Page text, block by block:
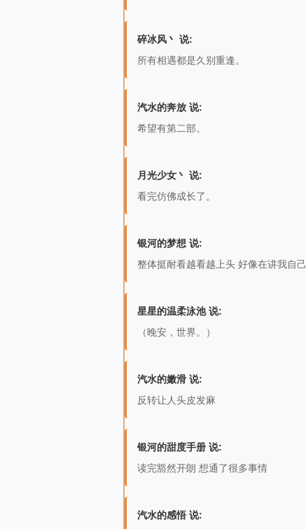
碎冰风丶 说:
所有相遇都是久别重逢。
汽水的奔放 说:
希望有第二部。
月光少女丶 说:
看完仿佛成长了。
银河的梦想 说:
整体挺耐看越看越上头 好像在讲我自己
星星的温柔泳池 说:
（晚安，世界。）
汽水的嫩滑 说:
反转让人头皮发麻
银河的甜度手册 说:
读完豁然开朗 想通了很多事情
汽水的感悟 说: